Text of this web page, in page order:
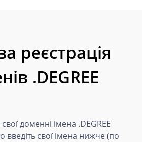
реєстрація
.DEGREE
доменні імена .DEGREE
введіть свої імена нижче (по